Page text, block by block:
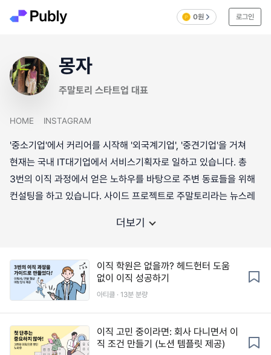
0원 로그인
몽자
주말토리 스타트업 대표
HOME INSTAGRAM
'중소기업'에서 커리어를 시작해 '외국계기업', '중견기업'을 거쳐
현재는 국내 IT대기업에서 서비스기획자로 일하고 있습니다. 총
3번의 이직 과정에서 얻은 노하우를 바탕으로 주변 동료들을 위해
컨설팅을 하고 있습니다. 사이드 프로젝트로 주말토리라는 뉴스레
더보기
이직 학원은 없을까? 헤드헌터 도움
없이 이직 성공하기
아티클 · 13분 분량
이직 고민 중이라면: 회사 다니면서 이
직 조건 만들기 (노션 템플릿 제공)